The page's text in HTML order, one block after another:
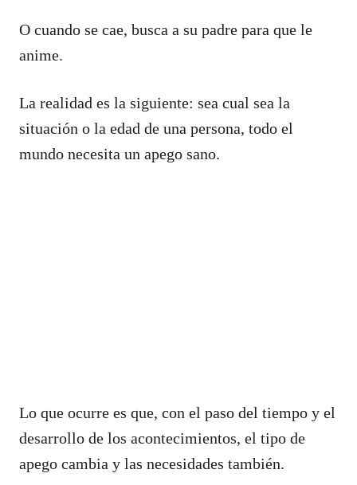
O cuando se cae, busca a su padre para que le
anime.
La realidad es la siguiente: sea cual sea la
situación o la edad de una persona, todo el
mundo necesita un apego sano.
Lo que ocurre es que, con el paso del tiempo y el
desarrollo de los acontecimientos, el tipo de
apego cambia y las necesidades también.